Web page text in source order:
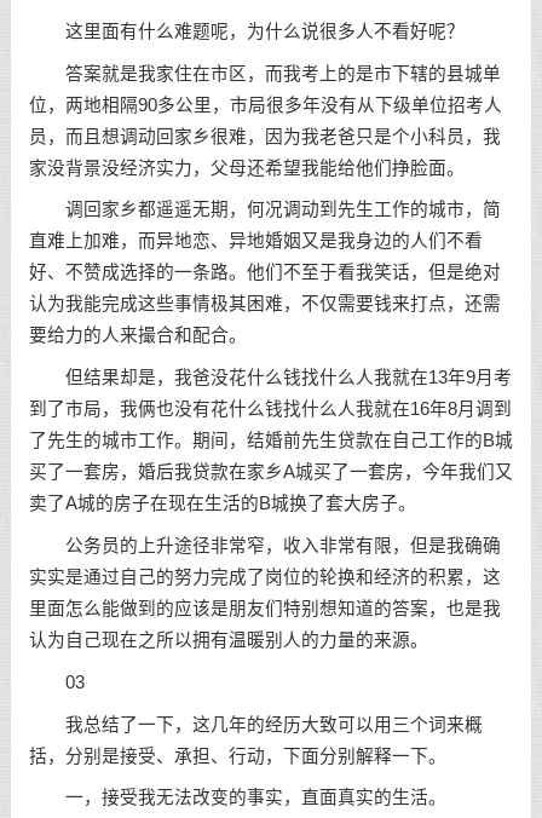
这里面有什么难题呢，为什么说很多人不看好呢？
答案就是我家住在市区，而我考上的是市下辖的县城单
位，两地相隔90多公里，市局很多年没有从下级单位招考人
员，而且想调动回家乡很难，因为我老爸只是个小科员，我
家没背景没经济实力，父母还希望我能给他们挣脸面。
调回家乡都遥遥无期，何况调动到先生工作的城市，简
直难上加难，而异地恋、异地婚姻又是我身边的人们不看
好、不赞成选择的一条路。他们不至于看我笑话，但是绝对
认为我能完成这些事情极其困难，不仅需要钱来打点，还需
要给力的人来撮合和配合。
但结果却是，我爸没花什么钱找什么人我就在13年9月考
到了市局，我俩也没有花什么钱找什么人我就在16年8月调到
了先生的城市工作。期间，结婚前先生贷款在自己工作的B城
买了一套房，婚后我贷款在家乡A城买了一套房，今年我们又
卖了A城的房子在现在生活的B城换了套大房子。
公务员的上升途径非常窄，收入非常有限，但是我确确
实实是通过自己的努力完成了岗位的轮换和经济的积累，这
里面怎么能做到的应该是朋友们特别想知道的答案，也是我
认为自己现在之所以拥有温暖别人的力量的来源。
03
我总结了一下，这几年的经历大致可以用三个词来概
括，分别是接受、承担、行动，下面分别解释一下。
一，接受我无法改变的事实，直面真实的生活。